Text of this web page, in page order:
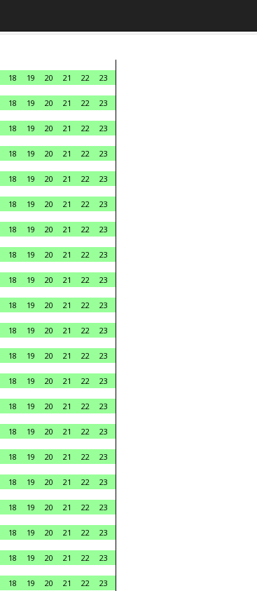
18 19 20 21 22
23
18 19 20 21 22
23
18 19 20 21 22
23
18 19 20 21 22
23
18 19 20 21 22
23
18 19 20 21 22
23
18 19 20 21 22
23
18 19 20 21 22
23
18 19 20 21 22
23
18 19 20 21 22
23
18 19 20 21 22
23
18 19 20 21 22
23
18 19 20 21 22
23
18 19 20 21 22
23
18 19 20 21 22
23
18 19 20 21 22
23
18 19 20 21 22
23
18 19 20 21 22
23
18 19 20 21 22
23
18 19 20 21 22
23
18 19 20 21 22
23